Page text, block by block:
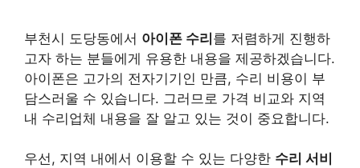
부천시 도당동에서 아이폰 수리를 저렴하게 진행하
고자 하는 분들에게 유용한 내용을 제공하겠습니다.
아이폰은 고가의 전자기기인 만큼, 수리 비용이 부
담스러울 수 있습니다. 그러므로 가격 비교와 지역
내 수리업체 내용을 잘 알고 있는 것이 중요합니다.
우선, 지역 내에서 이용할 수 있는 다양한 수리 서비